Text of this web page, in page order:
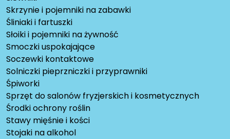
Skrzynie i pojemniki na zabawki
Śliniaki i fartuszki
Słoiki i pojemniki na żywność
Smoczki uspokajające
Soczewki kontaktowe
Solniczki pieprzniczki i przyprawniki
Śpiworki
Sprzęt do salonów fryzjerskich i kosmetycznych
Środki ochrony roślin
Stawy mięśnie i kości
Stojaki na alkohol